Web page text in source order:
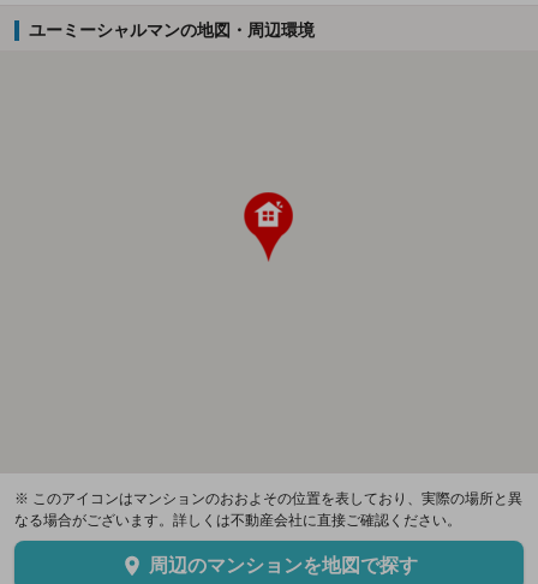
ユーミーシャルマンの地図・周辺環境
※ このアイコンはマンションのおおよその位置を表しており、実際の場所と異
なる場合がございます。詳しくは不動産会社に直接ご確認ください。
周辺のマンションを地図で探す